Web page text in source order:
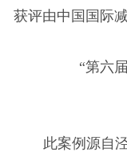
获评由中国国际
“第六
此案例源自